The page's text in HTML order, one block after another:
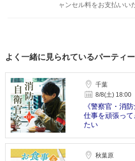
ャンセル料をお支払いい
よく一緒に見られているパーティー
千葉
8/8(土) 18:00
《警察官・消
仕事を頑張っ
たい
秋葉原